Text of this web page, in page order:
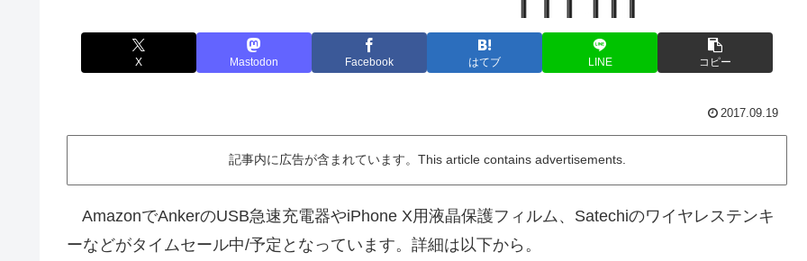
X Mastodon Facebook はてブ LINE コピー
2017.09.19
記事内に広告が含まれています。This article contains advertisements.
AmazonでAnkerのUSB急速充電器やiPhone X用液晶保護フィルム、Satechiのワイヤレステンキ
ーなどがタイムセール中/予定となっています。詳細は以下から。